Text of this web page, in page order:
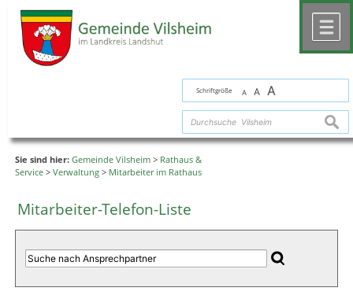
Schriftgröße A A A
Sie sind hier: Gemeinde Vilsheim > Rathaus &
Service > Verwaltung > Mitarbeiter im Rathaus
Mitarbeiter-Telefon-Liste